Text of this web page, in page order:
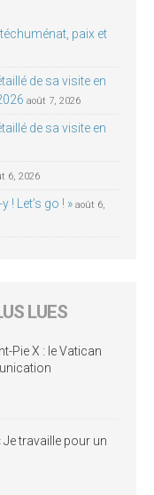
paix et
de sa visite en
août 7, 2026
de sa visite en
6, 2026
! Let’s go ! » août 6,
LUES
Pie X : le Vatican
Je travaille pour un